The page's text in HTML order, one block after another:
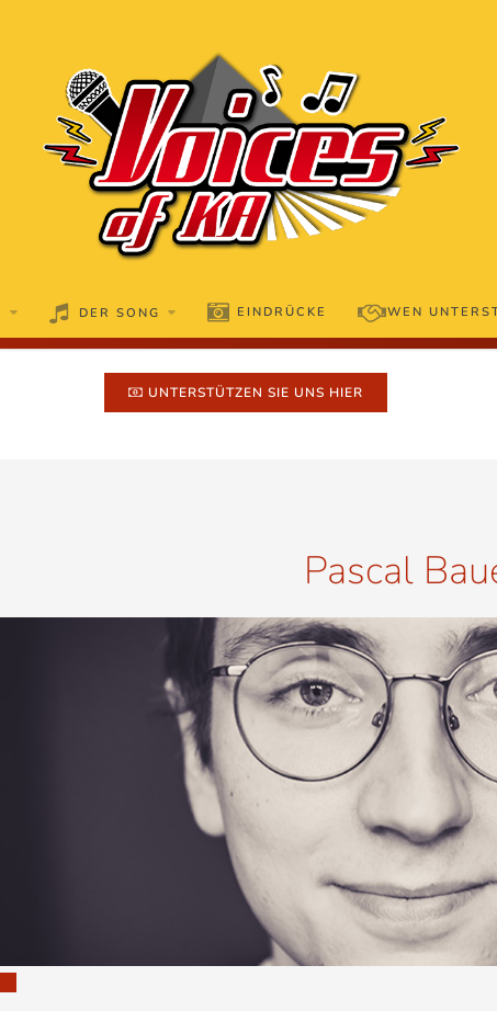
DER SONG EINDRÜCKE WEN
UNTERSTÜTZEN SIE UNS HIER
Pascal